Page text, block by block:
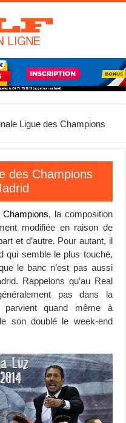
Ligue des Champions
des Champions
Champions, la composition
modifiée en raison de
et d’autre. Pour autant, il
qui semble le plus touché,
le banc n’est pas aussi
Rappelons qu’au Real
pas dans la
parvient quand même à
son doublé le week-end